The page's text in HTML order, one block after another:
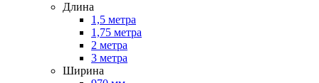
Длина
1,5 метра
1,75 метра
2 метра
3 метра
Ширина